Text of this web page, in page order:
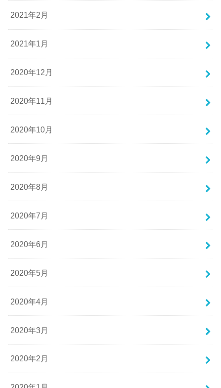
2021年2月
2021年1月
2020年12月
2020年11月
2020年10月
2020年9月
2020年8月
2020年7月
2020年6月
2020年5月
2020年4月
2020年3月
2020年2月